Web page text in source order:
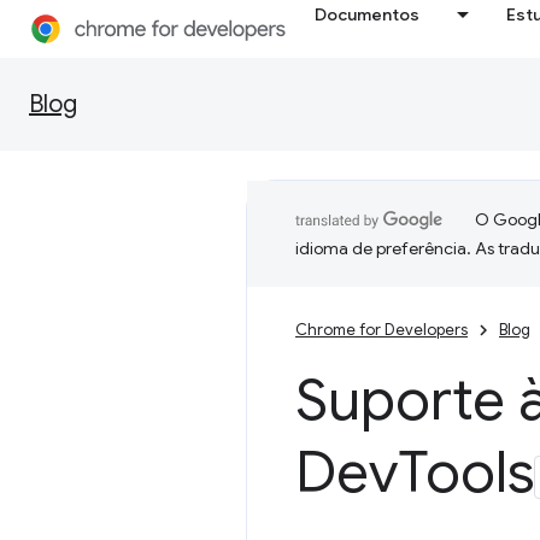
Documentos
Blog
O
idioma de preferência. As
Chrome for Developers Blog
Suporte
DevTools